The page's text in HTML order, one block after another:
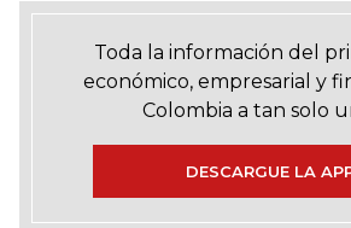
Toda la información del
económico, empresarial y
Colombia a tan solo
DESCARGUE LA